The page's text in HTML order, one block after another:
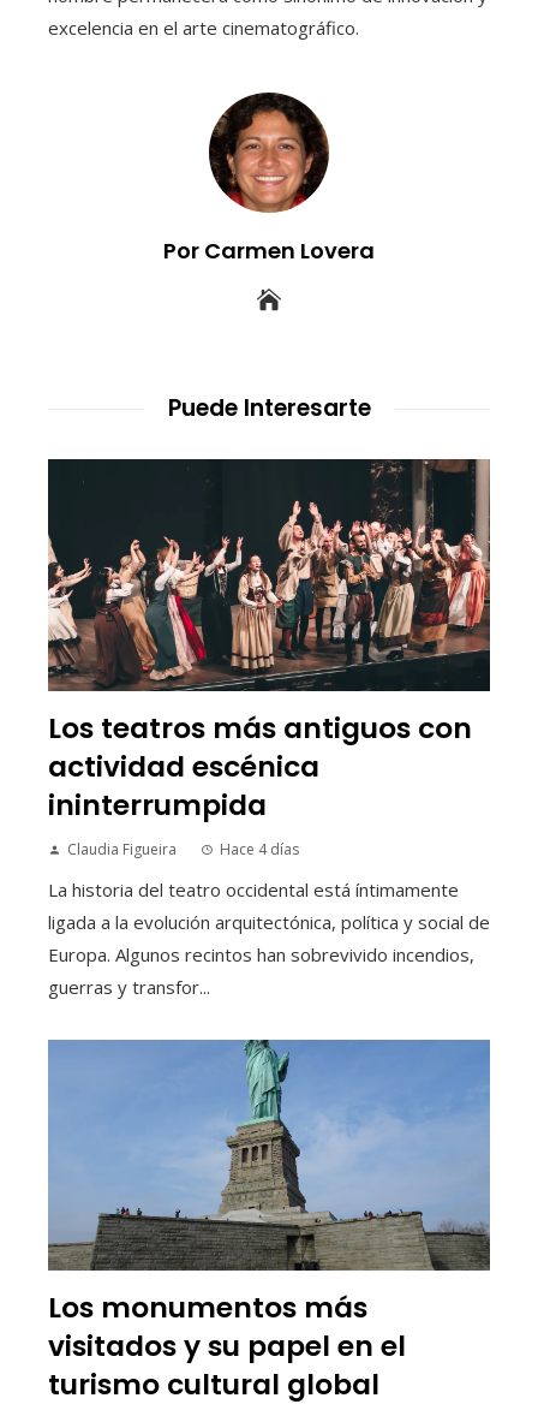
excelencia en el arte cinematográfico.
Por Carmen Lovera
Puede Interesarte
Los teatros más antiguos con
actividad escénica
ininterrumpida
Claudia Figueira Hace 4 días
La historia del teatro occidental está íntimamente
ligada a la evolución arquitectónica, política y social de
Europa. Algunos recintos han sobrevivido incendios,
guerras y transfor...
Los monumentos más
visitados y su papel en el
turismo cultural global